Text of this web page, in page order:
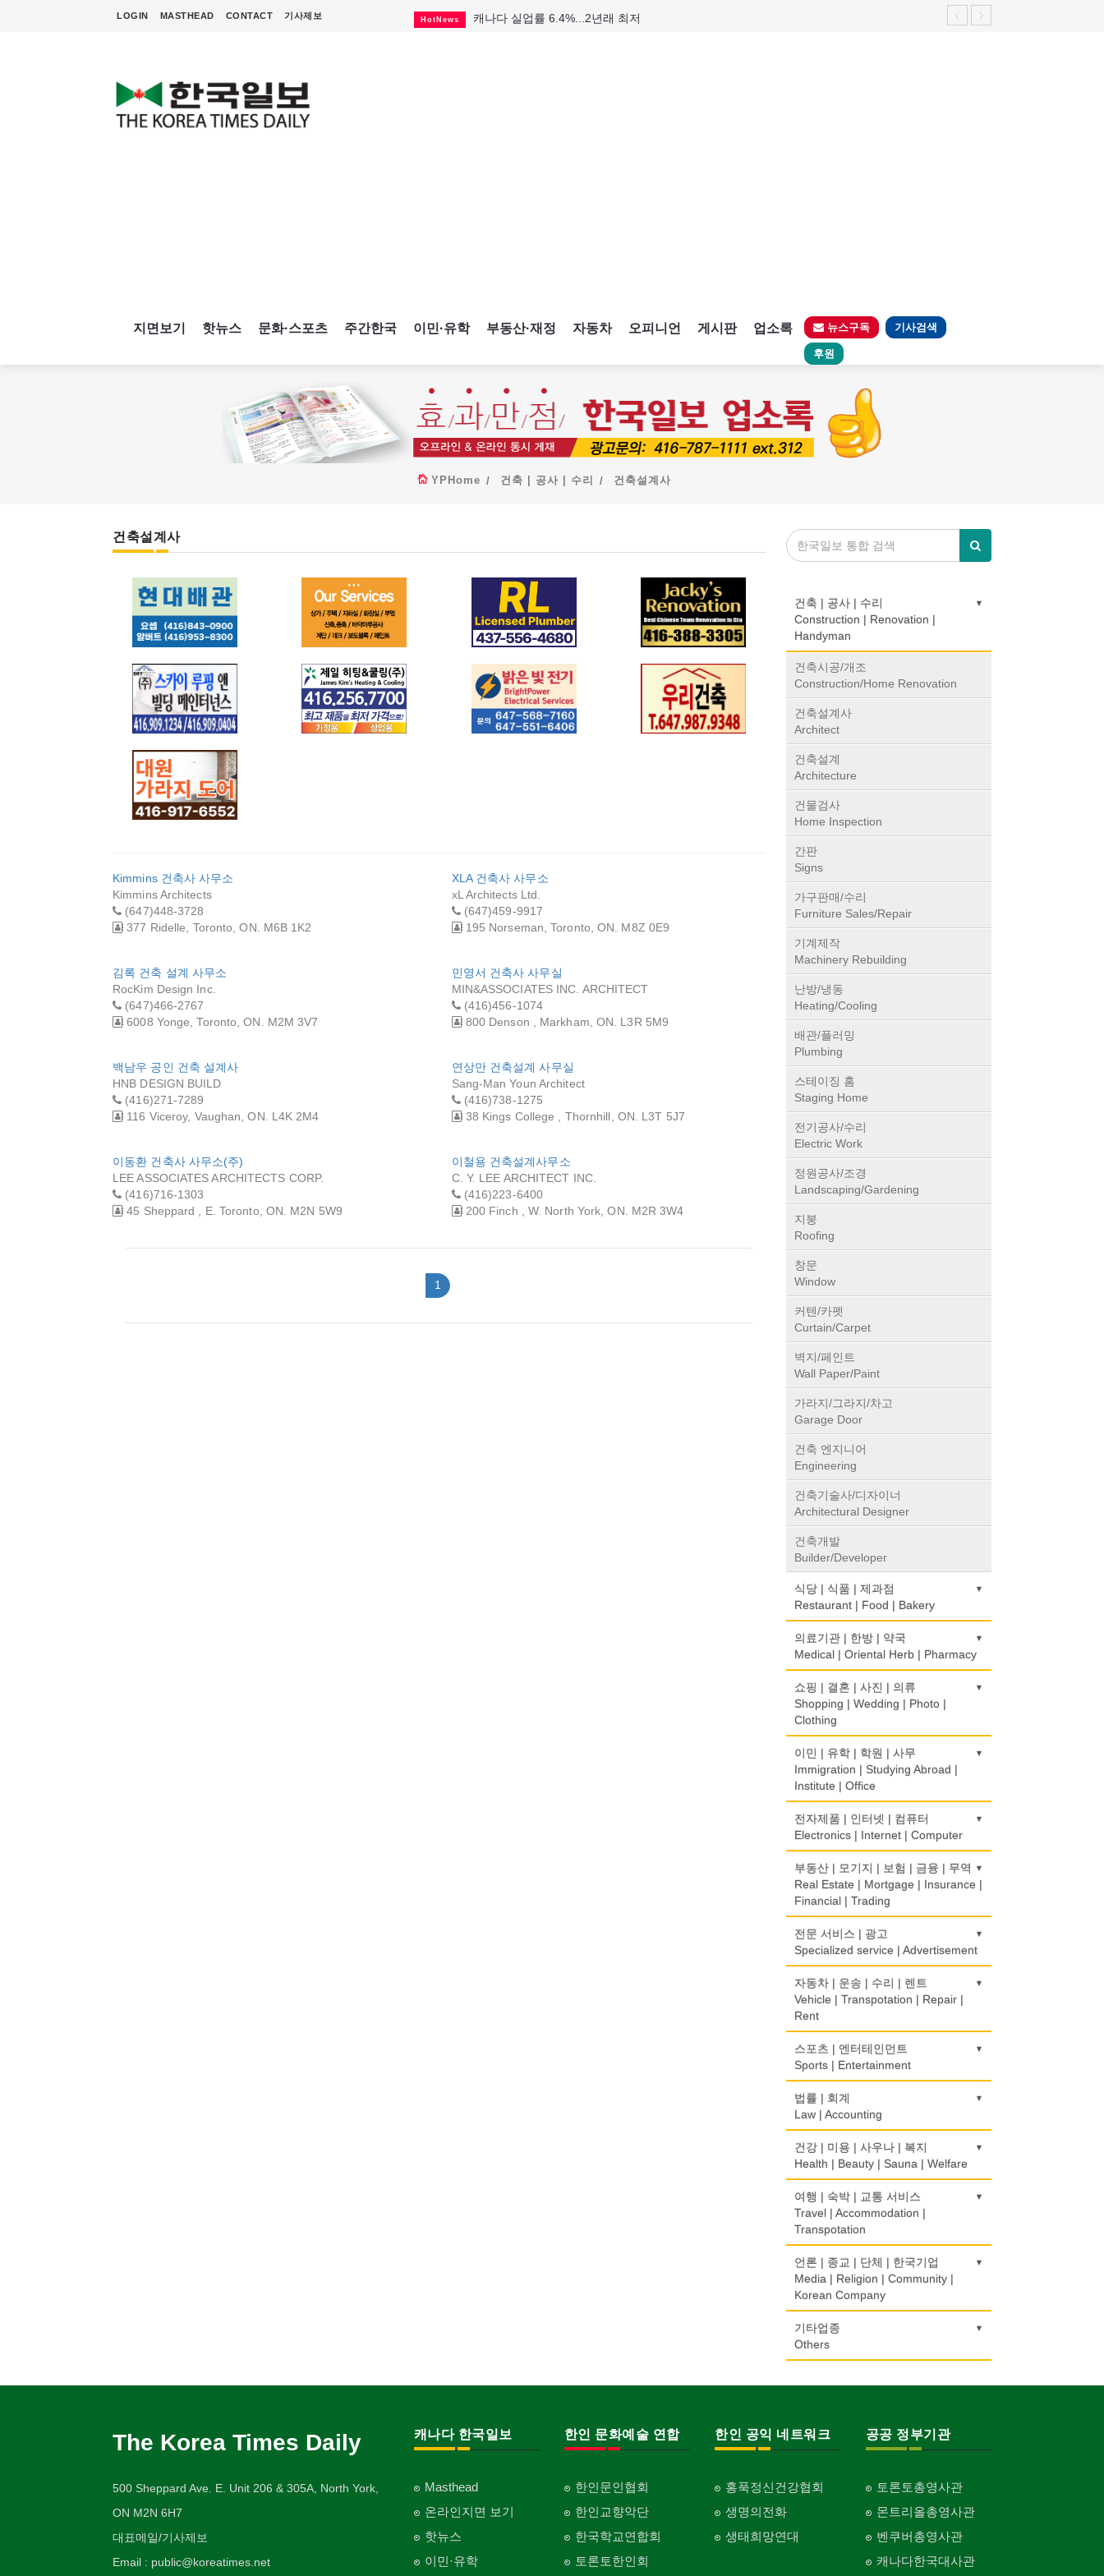
LOGIN MASTHEAD CONTACT 기사제보 HotNews 캐나다 실업률 6.4%...2년래 최저
지면보기 핫뉴스 문화·스포츠 주간한국 이민·유학 부동산·재정 자동차 오피니언 게시판 업소록 뉴스구독 기사검색
후원
YPHome 건축 | 공사 | 수리 건축설계사
건축설계사
현대 배관 라온 컨스트럭션
면허 소지 플러머
RL
차이나레노베이션
가이 (JACKY'S
RENOVATION )
(주)스카이 루핑
앤 빌딩 메인터넌
스
Kimmins 건축사 사무소
Kimmins Architects
(647)448-3728
377 Ridelle, Toronto, ON. M6B 1K2
XLA 건축사 사무소
xL Architects Ltd.
(647)459-9917
195 Norseman, Toronto, ON. M8Z 0E9
김록 건축 설계 사무소
RocKim Design Inc.
(647)466-2767
6008 Yonge, Toronto, ON. M2M 3V7
민영서 건축사 사무실
MIN&ASSOCIATES INC. ARCHITECT
(416)456-1074
800 Denson , Markham, ON. L3R 5M9
백남우 공인 건축 설계사
HNB DESIGN BUILD
(416)271-7289
116 Viceroy, Vaughan, ON. L4K 2M4
연상만 건축설계 사무실
Sang-Man Youn Architect
(416)738-1275
38 Kings College , Thornhill, ON. L3T 5J7
이동환 건축사 사무소(주)
LEE ASSOCIATES ARCHITECTS CORP.
(416)716-1303
45 Sheppard , E. Toronto, ON. M2N 5W9
이철용 건축설계사무소
C. Y. LEE ARCHITECT INC.
(416)223-6400
200 Finch , W. North York, ON. M2R 3W4
1
건축 | 공사 | 수리
Construction | Renovation |
Handyman
건축시공/개조
Construction/Home Renovation
건축설계사
Architect
건축설계
Architecture
건물검사
Home Inspection
간판
Signs
가구판매/수리
Furniture Sales/Repair
기계제작
Machinery Rebuilding
난방/냉동
Heating/Cooling
배관/플러밍
Plumbing
스테이징 홈
Staging Home
전기공사/수리
Electric Work
정원공사/조경
Landscaping/Gardening
지붕
Roofing
창문
Window
커텐/카펫
Curtain/Carpet
벽지/페인트
Wall Paper/Paint
가라지/그라지/차고
Garage Door
건축 엔지니어
Engineering
건축기술사/디자이너
Architectural Designer
건축개발
Builder/Developer
식당 | 식품 | 제과점
Restaurant | Food | Bakery
농장
Farm
떡집/방앗간
Rice Cake
생선가게
식당/레스토랑/음식점
Restaurant
식당장비
Food Equipment
식품점
Korean Food
Food Manufacturing
와인제조
정육점
Meat Market
제과점
Bakery
식품도매
Food Distributors
의료기관 | 한방 | 약국
Medical | Oriental Herb | Pharmacy
의사-검안의
Optometrist
Hearing Aid
비데
Bidet
심리/정신상담
Psychologist/Psychiatrist
안경점
Optical Stores
의료기구
Medical Instruments
Denturist
한의원/한약
Oriental Herb/Acupuncture
약국
Pharmacy
의사-내과
Internal Medicine
의사-물리치료/카이로 프랙터
Physiotherapy/Chiropractic Clinic
의사-비뇨기과
Urologist
의사-산부인과
의사-성형외과
Cosmetic Surgeon
의사-수의사
Veterinarian
Surgeon
Dentist/Dental Surgeon
Family Doctor
쇼핑 | 결혼 | 사진 | 의류
Shopping | Wedding | Photo |
Clothing
한복집
Korean Costume
Glass/Mirror/Frame
의류/아동복
결혼/폐백
Wedding
인터넷 쇼핑
Internet Shopping
결혼상담
Marriage Consulting
Florist
모피점
백화점/선물센터
보석/귀금속/시계
Jeweler/Jeweller
비디오-사진/촬영/편집/공급
Video Service
사진촬영
Photo Studio
애완동물용품
양복점
이불
웨딩서비스
Bridal Fashion/Wedding Service
자수
이민 | 유학 | 학원 | 사무
Immigration | Studying Abroad |
Institute | Office
이민/유학
Immigration/Studying Abroad
사무기기
Office Equipment
사무용품/문방구
서점
운전학원
Driving School
한글학교
Korean Language School
하숙
Boarding House
School/Academy
Private Lesson-Sport
개인지도-음악
Private Lesson-Music
개인지도-옷수선
Private Lesson-Alteration
개인지도-어학/수학
Private Lesson-Language/Math
Private Lesson-Calligraphy
Private Lesson-Art/Photograph
개인지도-꽃꽂이
Private Lesson-Etc
전자제품 | 인터넷 | 컴퓨터
Electronics | Internet | Computer
금전등록기
Cash Register
Internet Service/Cafe
전자제품 판매/수리
Electronic Goods Sales/Repair
전화/통신 서비스
Telephone/Communication Service
컴퓨터 판매/수리
Computer Sales/Repair
부동산 | 모기지 | 보험 | 금융 | 무역
Real Estate | Mortgage | Insurance |
Financial | Trading
도매
Wholesale
모기지
Mortgage
무역
International Trade
보험/재정/투자
부동산 관리
Property Management
채무조정
Bankruptcy
부동산
Real Estate
Bank/Financing Service
전문 서비스 | 광고
Specialized service | Advertisement
광고/그래픽 디자인
Advertising/Graphic Design
Advertising Agency
경보/도난방지
묘지/비석
빨래방/세탁
Coin Laundry/Dry cleaning
상패/트로피
Medal/Trophy
세탁장비
Dry cleaning Equipment
악기사
열쇠
보석감정사
인쇄
장의사
자동차 | 운송 | 수리 | 렌트
Vehicle | Transpotation | Repair |
Rent
운송/통관/이삿짐
Transportation/Moving
택배
Courier Service
Taxi Service
Automobile/Car
자동차-렌트
Car Rental
자동차-바디샵
Autobody Shop
자동차-정비
Autobody Maintenance/Repair
Tire
Sales/Lease
스포츠 | 엔터테인먼트
Sports | Entertainment
골프장비
Golf Equipment
골프장
Golf/Country Club
가라오케/노래방/카페
Karaoke/Cafe
단센터
당구장
Billiard Club
볼링장
Bowling Alley
Video Rental
Sporting Goods
Hobby/Leisure
법률 | 회계
Law | Accounting
교통위반티켓
Traffic Ticket
공인회계사(CPA)
CPA
번역/통역/이력서
Translation/Interpretation/Resume
Service
변호사/법률서비스
회계업무
Accounting Service
건강 | 미용 | 사우나 | 복지
Health | Beauty | Sauna | Welfare
건강상담/식품/정보
Health Counseling/Food/Information
Medical Equipment
마사지/지압
Massage
미용실/이발관
Beauty Salon/Barber Shop
Welfare Consulting
Spring Water/Water Purifier
양로원/요양원
Nursing Home
여행 | 숙박 | 교통 서비스
Travel | Accommodation |
Transpotation
호텔/모텔/숙박
Hotel/Motel
Travel/Tour
언론 | 종교 | 단체 | 한국기업
Media | Religion | Community |
Korean Company
기도원/수양관
Retreat Centre
Korean Businessmen's Association
Buddhist Temple
Religion-Other
한국일보 본사 및 지국
기타업종
Others
Shoe Repair
ETC
Apartment
The Korea Times Daily
500 Sheppard Ave. E. Unit 206 & 305A, North York,
ON M2N 6H7
대표메일/기사제보
Email : public@koreatimes.net
캐나다 한국일보
Masthead
온라인지면 보기
핫뉴스
이민·유학
한인 문화예술 연합
한인문인협회
한인교향악단
한국학교연합회
토론토한인회
한인 공익 네트워크
홍푹정신건강협회
생명의전화
생태희망연대
공공 정부기관
토론토총영사관
몬트리올총영사관
벤쿠버총영사관
캐나다한국대사관